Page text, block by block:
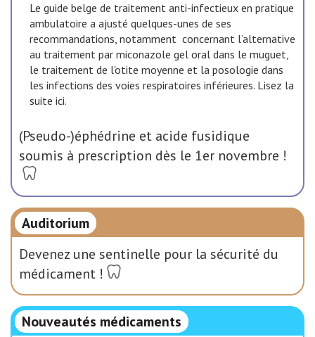
Le guide belge de traitement anti-infectieux en pratique
ambulatoire a ajusté quelques-unes de ses
recommandations, notamment concernant l’alternative
au traitement par miconazole gel oral dans le muguet,
le traitement de l'otite moyenne et la posologie dans
les infections des voies respiratoires inférieures. Lisez la
suite ici.
(Pseudo-)éphédrine et acide fusidique
soumis à prescription dès le 1er novembre !
Auditorium
Devenez une sentinelle pour la sécurité du
médicament !
Nouveautés médicaments